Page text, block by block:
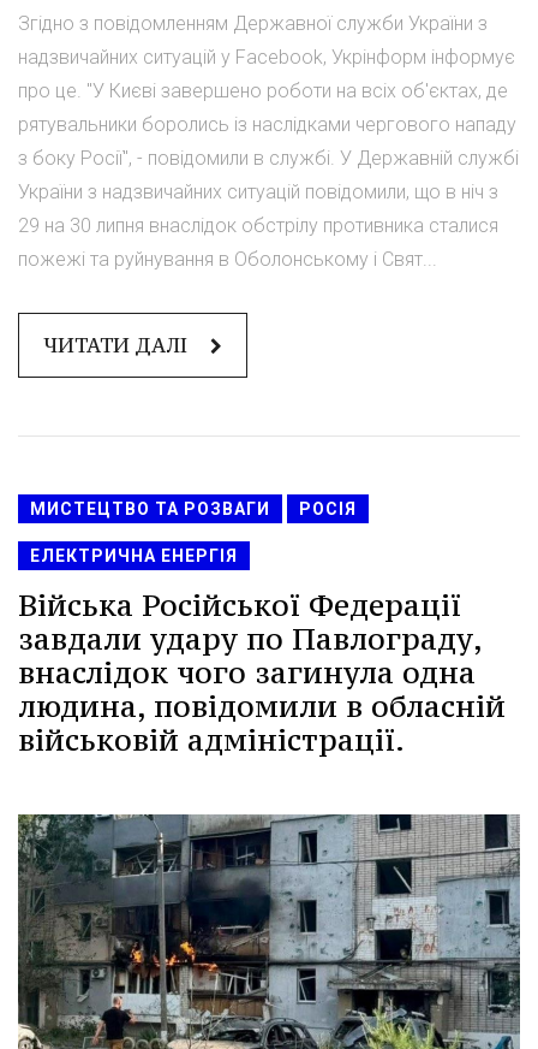
Згідно з повідомленням Державної служби України з
надзвичайних ситуацій у Facebook, Укрінформ інформує
про це. "У Києві завершено роботи на всіх об'єктах, де
рятувальники боролись із наслідками чергового нападу
з боку Росії", - повідомили в службі. У Державній службі
України з надзвичайних ситуацій повідомили, що в ніч з
29 на 30 липня внаслідок обстрілу противника сталися
пожежі та руйнування в Оболонському і Свят...
ЧИТАТИ ДАЛІ
МИСТЕЦТВО ТА РОЗВАГИ РОСІЯ
ЕЛЕКТРИЧНА ЕНЕРГІЯ
Війська Російської Федерації
завдали удару по Павлограду,
внаслідок чого загинула одна
людина, повідомили в обласній
військовій адміністрації.